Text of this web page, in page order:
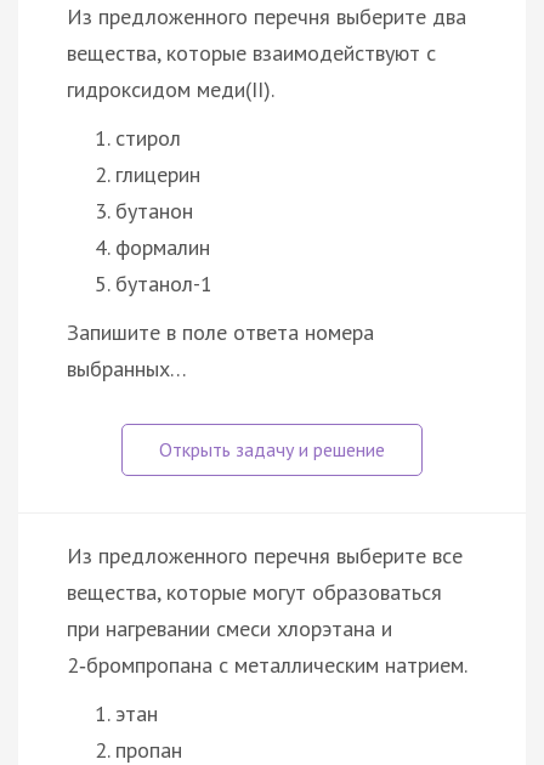
Из предложенного перечня выберите два
вещества, которые взаимодействуют с
гидроксидом меди(II).
стирол
глицерин
бутанон
формалин
бутанол-1
Запишите в поле ответа номера
выбранных…
Из предложенного перечня выберите все
вещества, которые могут образоваться
при нагревании смеси хлорэтана и
2‑бромпропана с металлическим натрием.
этан
пропан